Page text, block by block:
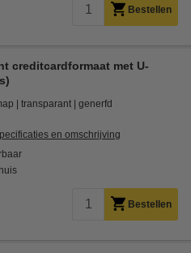
Bestellen
creditcardformaat met U-
transparant generfd
en omschrijving
Bestellen